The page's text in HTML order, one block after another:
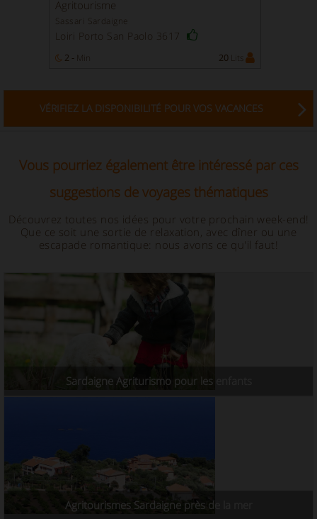
Agritourisme
Sassari Sardaigne
Loiri Porto San Paolo 3617
2 - Min 20 Lits
VÉRIFIEZ LA DISPONIBILITÉ POUR VOS VACANCES
Vous pourriez également être intéressé par ces
suggestions de voyages thématiques
Découvrez toutes nos idées pour votre prochain week-end!
Que ce soit une sortie de relaxation, avec dîner ou une
escapade romantique: nous avons ce qu'il faut!
Sardaigne Agriturismo pour les enfants
Agritourismes Sardaigne près de la mer